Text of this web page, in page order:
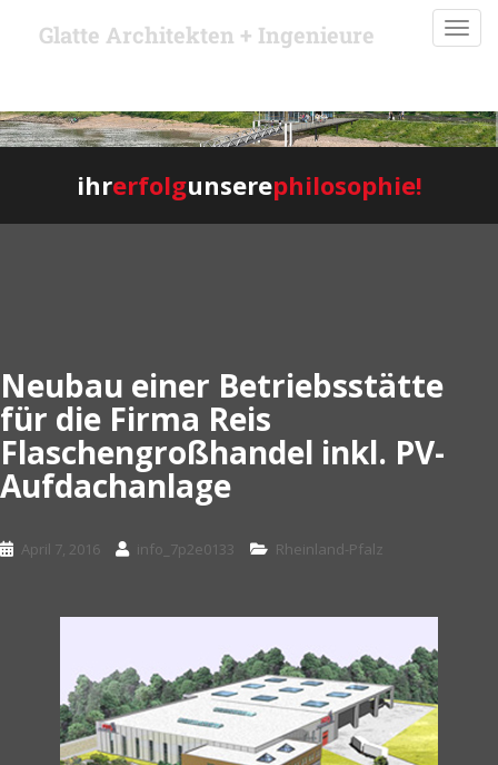
t
o
e
n
t
Glatte Architekten + Ingenieure
ihrerfolgunserephilosophie!
Neubau einer Betriebsstätte
für die Firma Reis
Flaschengroßhandel inkl. PV-
Aufdachanlage
April 7, 2016 info_7p2e0133 Rheinland-Pfalz